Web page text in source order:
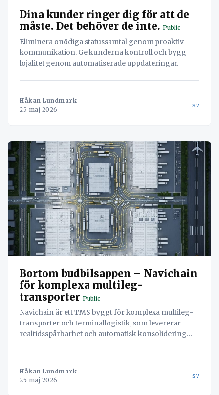
Dina kunder ringer dig för att de
måste. Det behöver de inte. Public
Eliminera onödiga statussamtal genom proaktiv
kommunikation. Ge kunderna kontroll och bygg
lojalitet genom automatiserade uppdateringar.
Håkan Lundmark
25 maj 2026
sv
Bortom budbilsappen – Navichain
för komplexa multileg-
transporter Public
Navichain är ett TMS byggt för komplexa multileg-
transporter och terminallogistik, som levererar
realtidsspårbarhet och automatisk konsolidering
Håkan Lundmark
25 maj 2026
sv